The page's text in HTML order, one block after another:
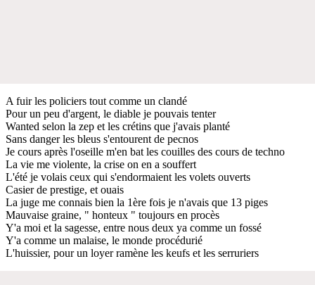
A fuir les policiers tout comme un clandé
Pour un peu d'argent, le diable je pouvais tenter
Wanted selon la zep et les crétins que j'avais planté
Sans danger les bleus s'entourent de pecnos
Je cours après l'oseille m'en bat les couilles des cours de techno
La vie me violente, la crise on en a souffert
L'été je volais ceux qui s'endormaient les volets ouverts
Casier de prestige, et ouais
La juge me connais bien la 1ère fois je n'avais que 13 piges
Mauvaise graine, " honteux " toujours en procès
Y'a moi et la sagesse, entre nous deux ya comme un fossé
Y'a comme un malaise, le monde procédurié
L'huissier, pour un loyer ramène les keufs et les serruriers